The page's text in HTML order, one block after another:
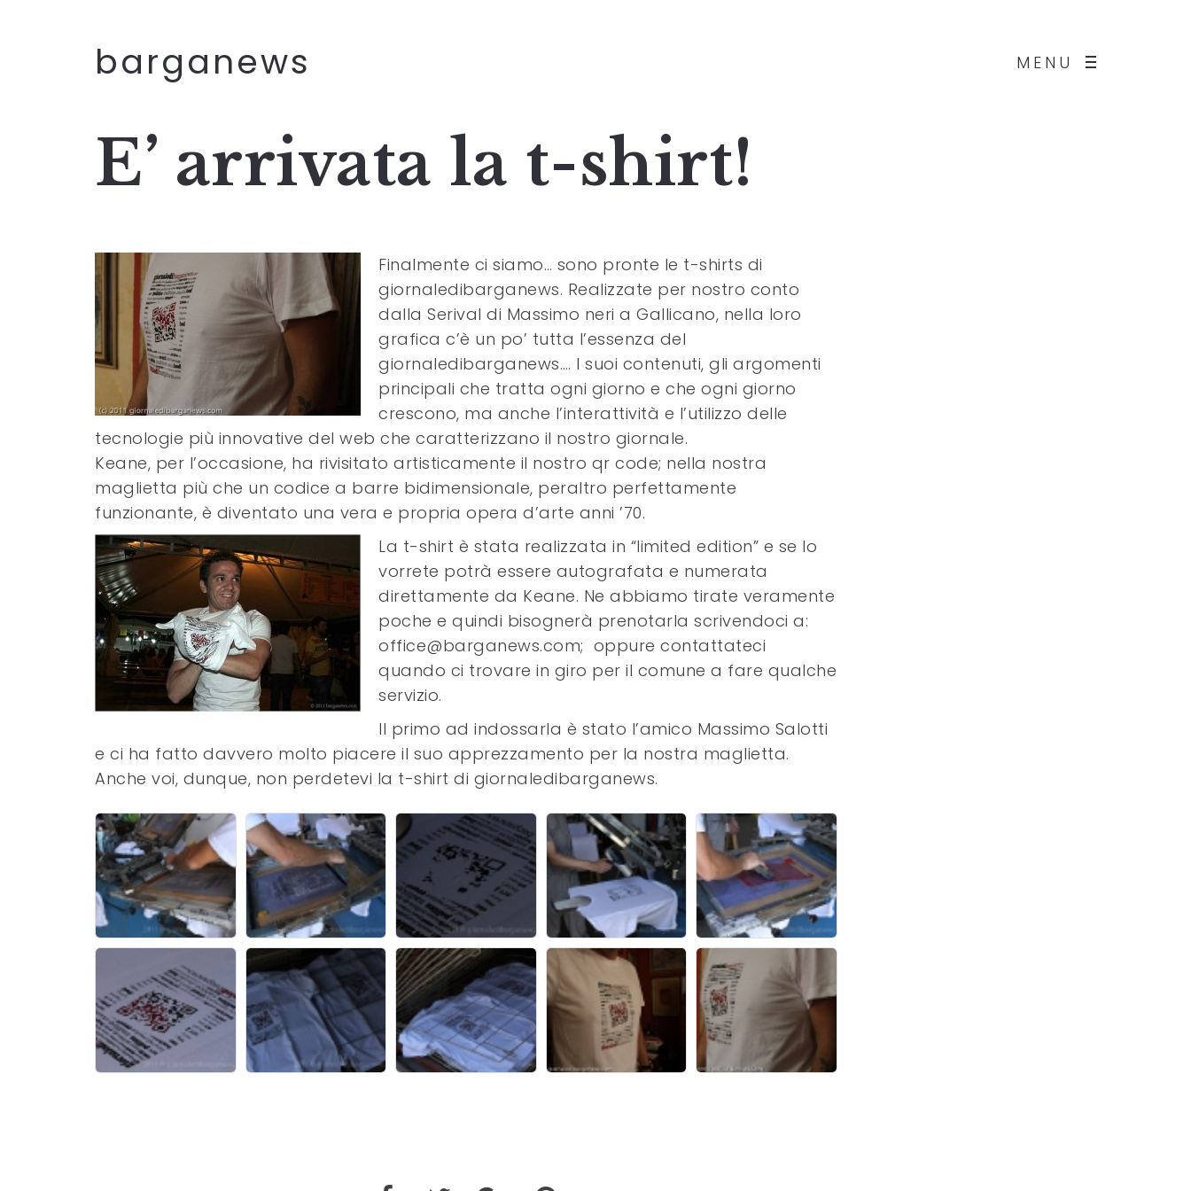
MENU
barganews
E’ arrivata la t-shirt!
Finalmente ci siamo… sono pronte le t-shirts di
giornaledibarganews. Realizzate per nostro conto
dalla Serival di Massimo neri a Gallicano, nella loro
grafica c’è un po’ tutta l’essenza del
giornaledibarganews…. I suoi contenuti, gli argomenti
principali che tratta ogni giorno e che ogni giorno
crescono, ma anche l’interattività e l’utilizzo delle
tecnologie più innovative del web che caratterizzano il nostro giornale.
Keane, per l’occasione, ha rivisitato artisticamente il nostro qr code; nella nostra
maglietta più che un codice a barre bidimensionale, peraltro perfettamente
funzionante, è diventato una vera e propria opera d’arte anni ’70.
La t-shirt è stata realizzata in “limited edition” e se lo
vorrete potrà essere autografata e numerata
direttamente da Keane. Ne abbiamo tirate veramente
poche e quindi bisognerà prenotarla scrivendoci a:
office@barganews.com; oppure contattateci
quando ci trovare in giro per il comune a fare qualche
servizio.
Il primo ad indossarla è stato l’amico Massimo Salotti
e ci ha fatto davvero molto piacere il suo apprezzamento per la nostra maglietta.
Anche voi, dunque, non perdetevi la t-shirt di giornaledibarganews.